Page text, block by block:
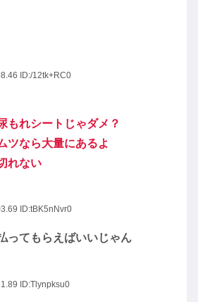
ID:/12tk+RC0
もれシートじゃダメ？
ツなら大量にあるよ
れない
ID:tBK5nNvr0
ってもらえばいいじゃん
ID:Tlynpksu0